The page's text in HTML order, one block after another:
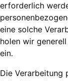
erforderlich
eine solche
holen wir
ein.
Die Verarbeitung